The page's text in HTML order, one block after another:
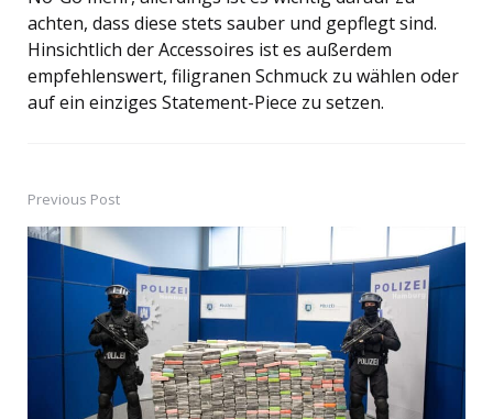
achten, dass diese stets sauber und gepflegt sind.
Hinsichtlich der Accessoires ist es außerdem
empfehlenswert, filigranen Schmuck zu wählen oder
auf ein einziges Statement-Piece zu setzen.
Post
navigation
Previous Post